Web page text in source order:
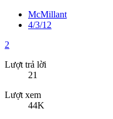
McMillant
4/3/12
2
Lượt trả lời
21
Lượt xem
44K